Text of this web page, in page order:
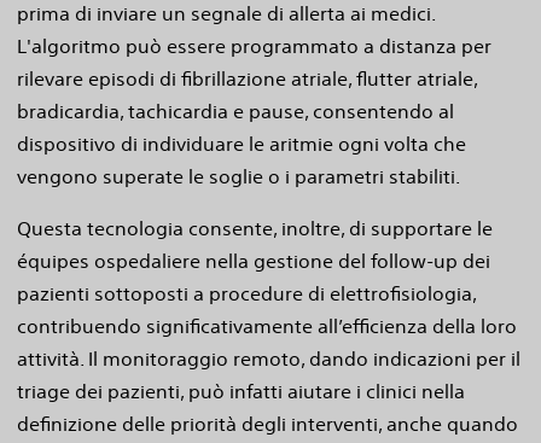
prima di inviare un segnale di allerta ai medici.
L'algoritmo può essere programmato a distanza per
rilevare episodi di fibrillazione atriale, flutter atriale,
bradicardia, tachicardia e pause, consentendo al
dispositivo di individuare le aritmie ogni volta che
vengono superate le soglie o i parametri stabiliti.
Questa tecnologia consente, inoltre, di supportare le
équipes ospedaliere nella gestione del follow-up dei
pazienti sottoposti a procedure di elettrofisiologia,
contribuendo significativamente all’efficienza della loro
attività. Il monitoraggio remoto, dando indicazioni per il
triage dei pazienti, può infatti aiutare i clinici nella
definizione delle priorità degli interventi, anche quando